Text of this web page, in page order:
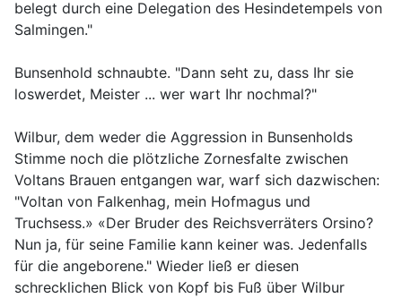
belegt durch eine Delegation des Hesindetempels von
Salmingen."
Bunsenhold schnaubte. "Dann seht zu, dass Ihr sie
loswerdet, Meister ... wer wart Ihr nochmal?"
Wilbur, dem weder die Aggression in Bunsenholds
Stimme noch die plötzliche Zornesfalte zwischen
Voltans Brauen entgangen war, warf sich dazwischen:
"Voltan von Falkenhag, mein Hofmagus und
Truchsess.» «Der Bruder des Reichsverräters Orsino?
Nun ja, für seine Familie kann keiner was. Jedenfalls
für die angeborene." Wieder ließ er diesen
schrecklichen Blick von Kopf bis Fuß über Wilbur